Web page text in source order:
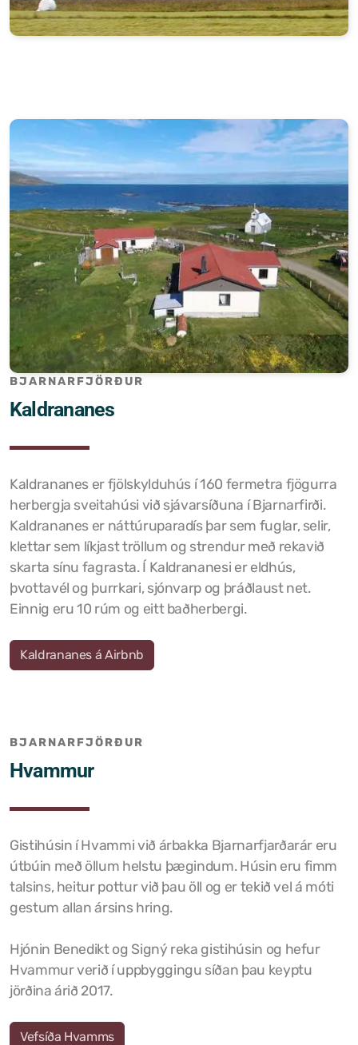
BJARNARFJÖRÐUR
Kaldrananes
Kaldrananes er fjölskylduhús í 160 fermetra fjögurra
herbergja sveitahúsi við sjávarsíðuna í Bjarnarfirði.
Kaldrananes er náttúruparadís þar sem fuglar, selir,
klettar sem líkjast tröllum og strendur með rekavið
skarta sínu fagrasta. Í Kaldrananesi er eldhús,
þvottavél og þurrkari, sjónvarp og þráðlaust net.
Einnig eru 10 rúm og eitt baðherbergi.
Kaldrananes á Airbnb
BJARNARFJÖRÐUR
Hvammur
Gistihúsin í Hvammi við árbakka Bjarnarfjarðarár eru
útbúin með öllum helstu þægindum. Húsin eru fimm
talsins, heitur pottur við þau öll og er tekið vel á móti
gestum allan ársins hring.
Hjónin Benedikt og Signý reka gistihúsin og hefur
Hvammur verið í uppbyggingu síðan þau keyptu
jörðina árið 2017.
Vefsíða Hvamms